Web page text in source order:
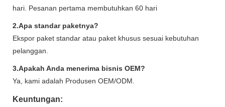
hari. Pesanan pertama membutuhkan 60 hari
2.Apa standar paketnya?
Ekspor paket standar atau paket khusus sesuai kebutuhan
pelanggan.
3.Apakah Anda menerima bisnis OEM?
Ya, kami adalah Produsen OEM/ODM.
Keuntungan: